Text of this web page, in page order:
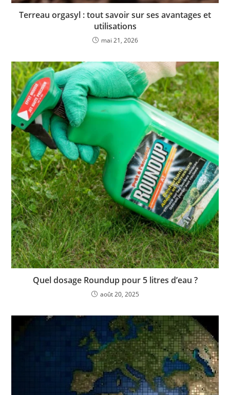
Terreau orgasyl : tout savoir sur ses avantages et
utilisations
mai 21, 2026
Quel dosage Roundup pour 5 litres d’eau ?
août 20, 2025